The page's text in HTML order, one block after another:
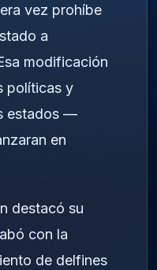
vez prohíbe
a
modificación
políticas y
estados —
en
destacó su
con la
de delfines